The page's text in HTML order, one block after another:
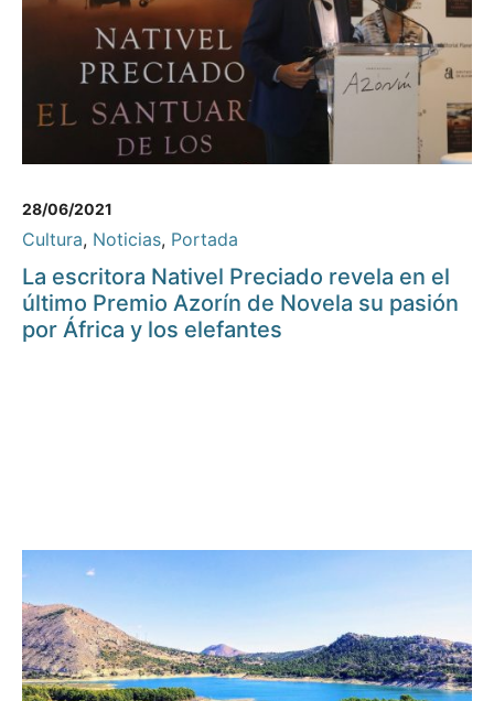
28/06/2021
Cultura, Noticias, Portada
La escritora Nativel Preciado revela en el
último Premio Azorín de Novela su pasión
por África y los elefantes